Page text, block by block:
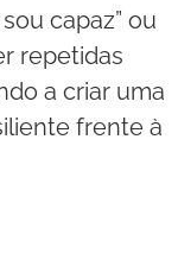
capaz” ou
repetidas
a criar uma
frente à